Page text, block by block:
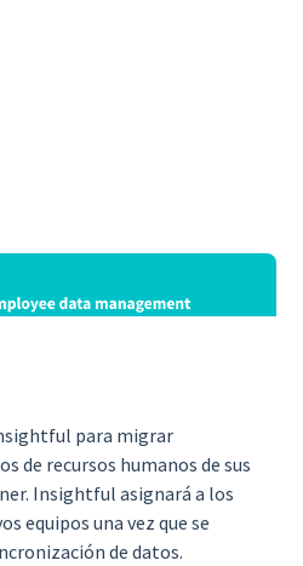
para migrar
de recursos humanos de sus
Insightful asignará a los
equipos una vez que se
de datos.